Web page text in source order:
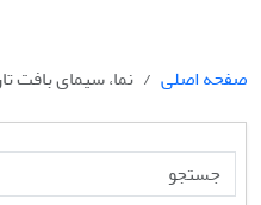
صفحه اصلی نما، سیمای بافت